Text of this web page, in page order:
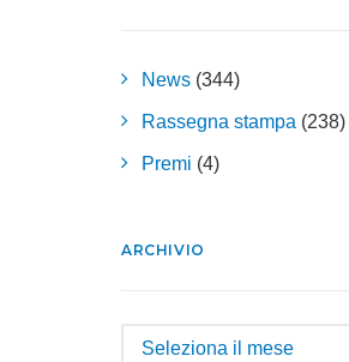
News (344)
Rassegna stampa (238)
Premi (4)
ARCHIVIO
Archivio